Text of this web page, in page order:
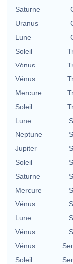
Saturne
Uranus
Lune
Soleil
Vénus
Vénus
Mercure
Soleil
Lune
Neptune
Jupiter
Soleil
Saturne
Mercure
Vénus
Lune
Vénus
Vénus
Soleil